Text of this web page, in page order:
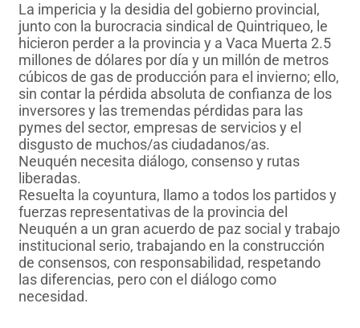
La impericia y la desidia del gobierno provincial,
junto con la burocracia sindical de Quintriqueo, le
hicieron perder a la provincia y a Vaca Muerta 2.5
millones de dólares por día y un millón de metros
cúbicos de gas de producción para el invierno; ello,
sin contar la pérdida absoluta de confianza de los
inversores y las tremendas pérdidas para las
pymes del sector, empresas de servicios y el
disgusto de muchos/as ciudadanos/as.
Neuquén necesita diálogo, consenso y rutas
liberadas.
Resuelta la coyuntura, llamo a todos los partidos y
fuerzas representativas de la provincia del
Neuquén a un gran acuerdo de paz social y trabajo
institucional serio, trabajando en la construcción
de consensos, con responsabilidad, respetando
las diferencias, pero con el diálogo como
necesidad.